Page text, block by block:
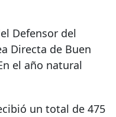
Defensor del
Directa de Buen
el año natural
un total de 475